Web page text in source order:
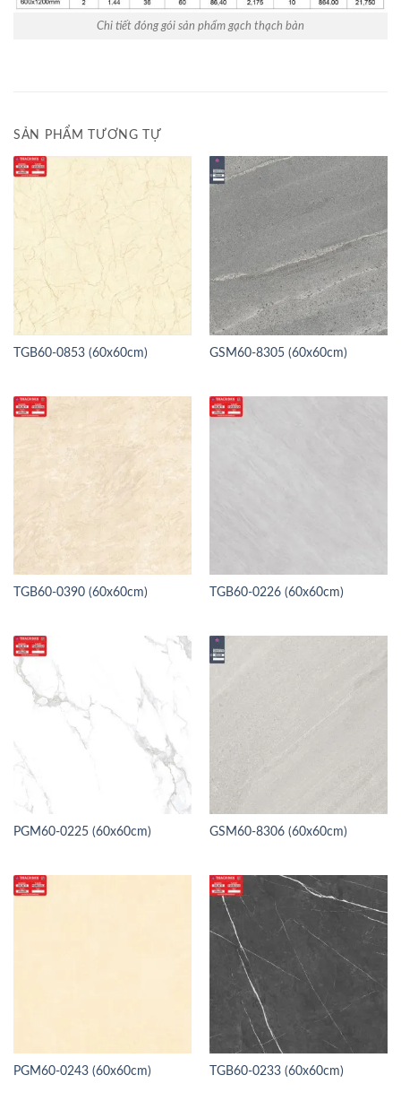
Chi tiết đóng gói sản phẩm gạch thạch bàn
SẢN PHẨM TƯƠNG TỰ
TGB60-0853 (60x60cm) GSM60-8305 (60x60cm)
TGB60-0390 (60x60cm) TGB60-0226 (60x60cm)
PGM60-0225 (60x60cm) GSM60-8306 (60x60cm)
PGM60-0243 (60x60cm) TGB60-0233 (60x60cm)